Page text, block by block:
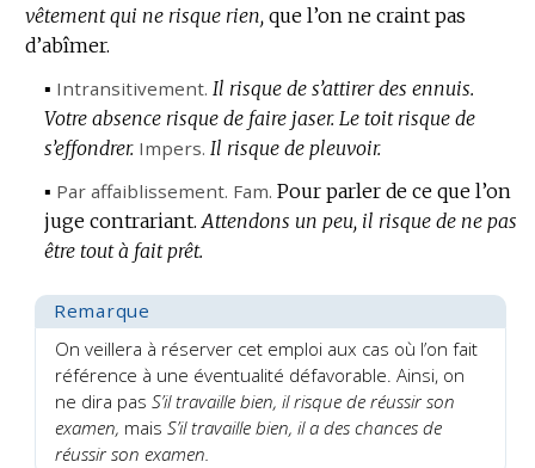
vêtement qui ne risque rien, que l’on ne craint pas
d’abîmer.
▪ Intransitivement. Il risque de s’attirer des ennuis.
Votre absence risque de faire jaser. Le toit risque de
s’effondrer. Impers. Il risque de pleuvoir.
▪ Par affaiblissement. Fam. Pour parler de ce que l’on
juge contrariant. Attendons un peu, il risque de ne pas
être tout à fait prêt.
Remarque
On veillera à réserver cet emploi aux cas où l’on fait
référence à une éventualité défavorable. Ainsi, on
ne dira pas S’il travaille bien, il risque de réussir son
examen, mais S’il travaille bien, il a des chances de
réussir son examen.